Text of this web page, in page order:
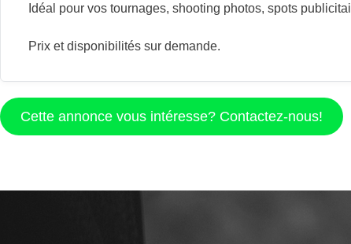
Idéal pour vos tournages, shooting photos, spots
Prix et disponibilités sur demande.
Cette annonce vous intéresse? Contactez-nous!